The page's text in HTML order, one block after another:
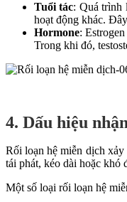
Tuổi tác: Quá trình
hoạt động khác.
Hormone:
Trong khi đó,
4. Dấu hiệu
Rối loạn hệ miễn dịch xảy
tái phát, kéo dài hoặc khó
Một số loại rối loạn hệ